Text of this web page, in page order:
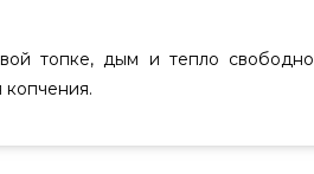
топке, дым и тепло свободно
копчения.